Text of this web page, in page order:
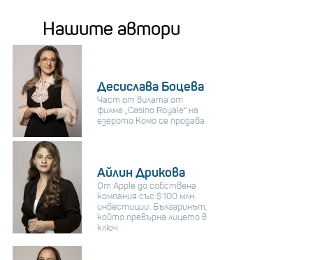
Нашите автори
Десислава Боцева
Част от вилата от
филма „Casino Royale“ на
езерото Комо се продава
Айлин Дрикова
От Apple до собствена
компания със $100 млн.
инвестиции: Българинът,
който превърна лицето в
ключ